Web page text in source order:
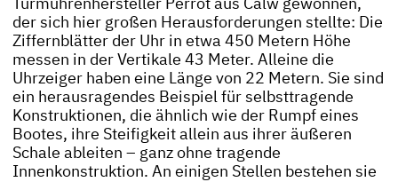
Turmuhrenhersteller Perrot aus Calw gewonnen,
der sich hier großen Herausforderungen stellte: Die
Ziffernblätter der Uhr in etwa 450 Metern Höhe
messen in der Vertikale 43 Meter. Alleine die
Uhrzeiger haben eine Länge von 22 Metern. Sie sind
ein herausragendes Beispiel für selbsttragende
Konstruktionen, die ähnlich wie der Rumpf eines
Bootes, ihre Steifigkeit allein aus ihrer äußeren
Schale ableiten – ganz ohne tragende
Innenkonstruktion. An einigen Stellen bestehen sie